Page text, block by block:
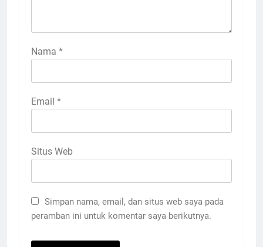
Nama *
Email *
Situs Web
Simpan nama, email, dan situs web saya pada
peramban ini untuk komentar saya berikutnya.